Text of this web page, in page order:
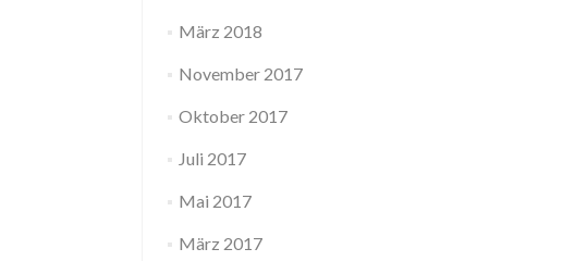
März 2018
November 2017
Oktober 2017
Juli 2017
Mai 2017
März 2017